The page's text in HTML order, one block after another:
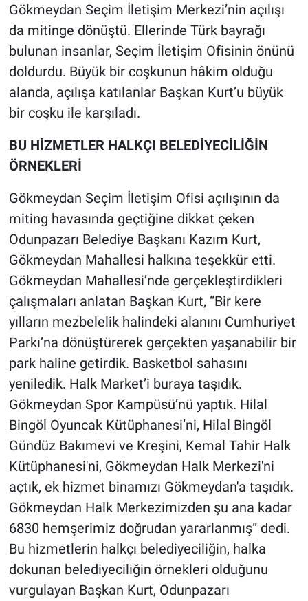
Gökmeydan Seçim İletişim Merkezi’nin açılışı
da mitinge dönüştü. Ellerinde Türk bayrağı
bulunan insanlar, Seçim İletişim Ofisinin önünü
doldurdu. Büyük bir coşkunun hâkim olduğu
alanda, açılışa katılanlar Başkan Kurt’u büyük
bir coşku ile karşıladı.
BU HİZMETLER HALKÇI BELEDİYECİLİĞİN
ÖRNEKLERİ
Gökmeydan Seçim İletişim Ofisi açılışının da
miting havasında geçtiğine dikkat çeken
Odunpazarı Belediye Başkanı Kazım Kurt,
Gökmeydan Mahallesi halkına teşekkür etti.
Gökmeydan Mahallesi’nde gerçekleştirdikleri
çalışmaları anlatan Başkan Kurt, “Bir kere
yılların mezbelelik halindeki alanını Cumhuriyet
Parkı’na dönüştürerek gerçekten yaşanabilir bir
park haline getirdik. Basketbol sahasını
yeniledik. Halk Market’i buraya taşıdık.
Gökmeydan Spor Kampüsü’nü yaptık. Hilal
Bingöl Oyuncak Kütüphanesi’ni, Hilal Bingöl
Gündüz Bakımevi ve Kreşini, Kemal Tahir Halk
Kütüphanesi'ni, Gökmeydan Halk Merkezi'ni
açtık, ek hizmet binamızı Gökmeydan'a taşıdık.
Gökmeydan Halk Merkezimizden şu ana kadar
6830 hemşerimiz doğrudan yararlanmış” dedi.
Bu hizmetlerin halkçı belediyeciliğin, halka
dokunan belediyeciliğin örnekleri olduğunu
vurgulayan Başkan Kurt, Odunpazarı